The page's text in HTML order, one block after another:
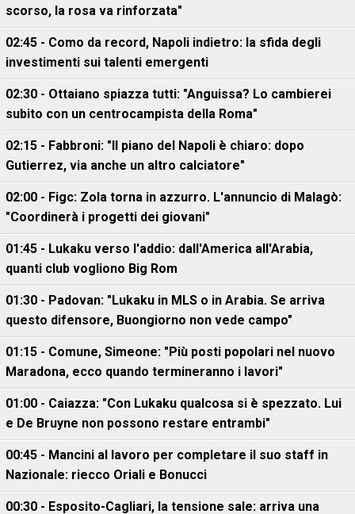
scorso, la rosa va rinforzata"
02:45 - Como da record, Napoli indietro: la sfida degli
investimenti sui talenti emergenti
02:30 - Ottaiano spiazza tutti: "Anguissa? Lo cambierei
subito con un centrocampista della Roma"
02:15 - Fabbroni: "Il piano del Napoli è chiaro: dopo
Gutierrez, via anche un altro calciatore"
02:00 - Figc: Zola torna in azzurro. L'annuncio di Malagò:
"Coordinerà i progetti dei giovani"
01:45 - Lukaku verso l'addio: dall'America all'Arabia,
quanti club vogliono Big Rom
01:30 - Padovan: "Lukaku in MLS o in Arabia. Se arriva
questo difensore, Buongiorno non vede campo"
01:15 - Comune, Simeone: "Più posti popolari nel nuovo
Maradona, ecco quando termineranno i lavori"
01:00 - Caiazza: "Con Lukaku qualcosa si è spezzato. Lui
e De Bruyne non possono restare entrambi"
00:45 - Mancini al lavoro per completare il suo staff in
Nazionale: riecco Oriali e Bonucci
00:30 - Esposito-Cagliari, la tensione sale: arriva una